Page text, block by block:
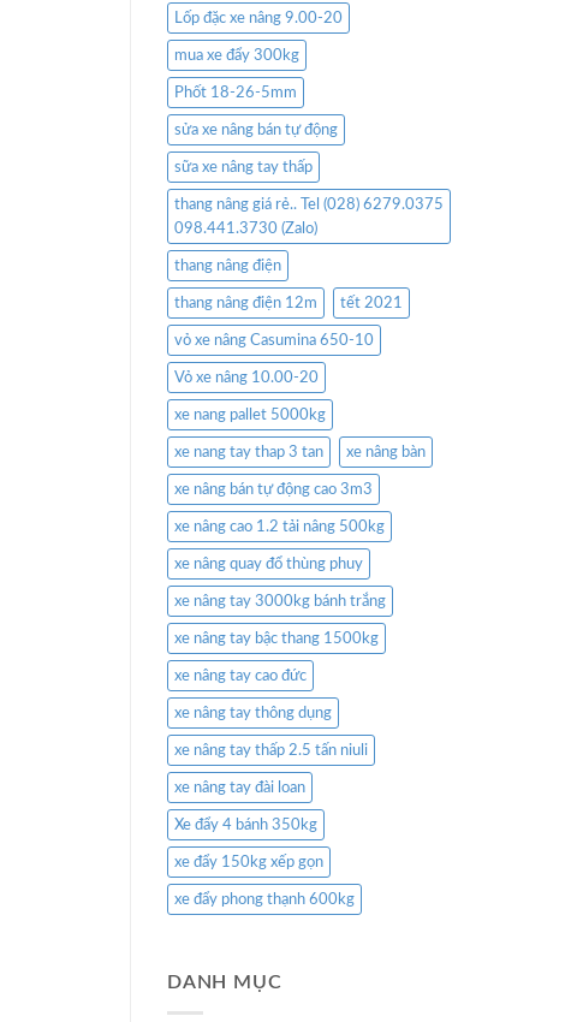
Lốp đặc xe nâng 9.00-20
mua xe đẩy 300kg
Phốt 18-26-5mm
sửa xe nâng bán tự động
sữa xe nâng tay thấp
thang nâng giá rẻ.. Tel (028) 6279.0375
098.441.3730 (Zalo)
thang nâng điện
thang nâng điện 12m tết 2021
vỏ xe nâng Casumina 650-10
Vỏ xe nâng 10.00-20
xe nang pallet 5000kg
xe nang tay thap 3 tan xe nâng bàn
xe nâng bán tự động cao 3m3
xe nâng cao 1.2 tải nâng 500kg
xe nâng quay đổ thùng phuy
xe nâng tay 3000kg bánh trắng
xe nâng tay bậc thang 1500kg
xe nâng tay cao đức
xe nâng tay thông dụng
xe nâng tay thấp 2.5 tấn niuli
xe nâng tay đài loan
Xe đẩy 4 bánh 350kg
xe đẩy 150kg xếp gọn
xe đẩy phong thạnh 600kg
DANH MỤC